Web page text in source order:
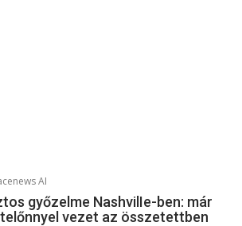
AI
győzelme NashvilIe-ben: már
vezet az összetettben